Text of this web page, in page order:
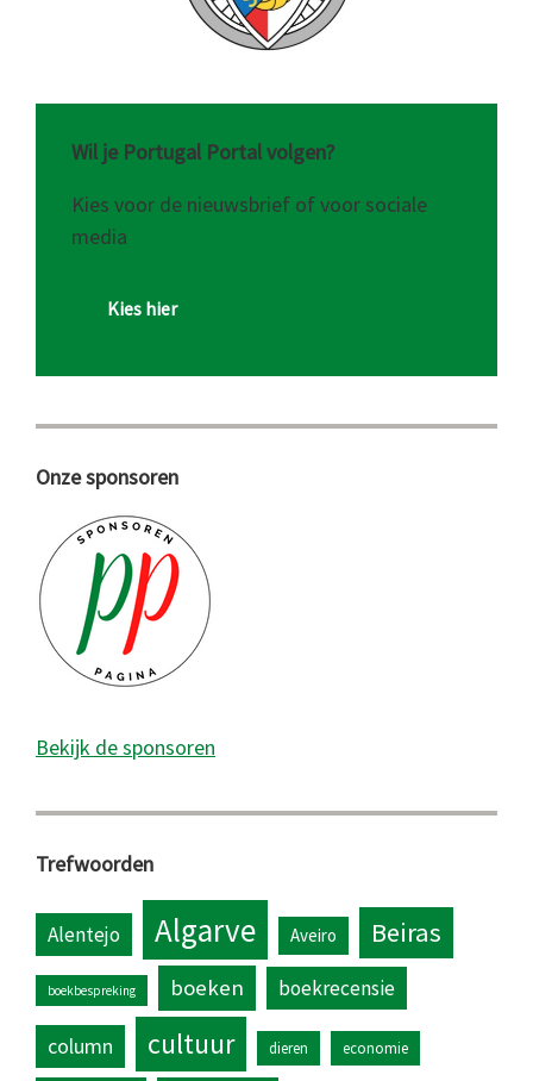
Wil je Portugal Portal volgen?
Kies voor de nieuwsbrief of voor sociale
media
Kies hier
Onze sponsoren
Bekijk de sponsoren
Trefwoorden
Alentejo Algarve Aveiro Beiras
boekbespreking boeken boekrecensie
column cultuur dieren economie